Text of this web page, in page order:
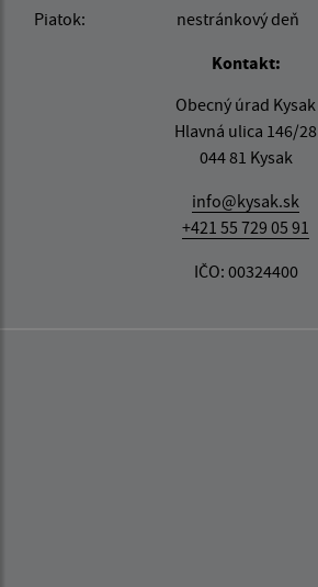
Piatok:
nestránkový deň
Kontakt:
Obecný úrad Kysak
Hlavná ulica 146/28
044 81 Kysak
info@kysak.sk
+421 55 729 05 91
IČO: 00324400